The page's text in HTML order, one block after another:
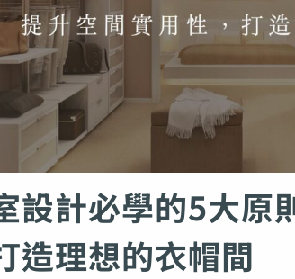
設計必學的5大原
造理想的衣帽間